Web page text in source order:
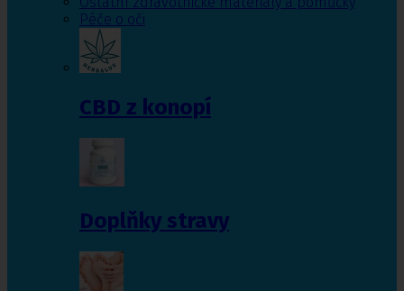
Péče o oči
CBD z konopí
Doplňky stravy